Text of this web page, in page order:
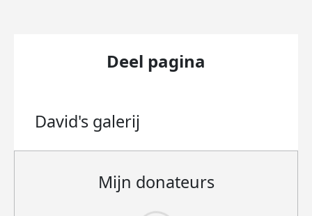
Deel pagina
David's galerij
Mijn donateurs